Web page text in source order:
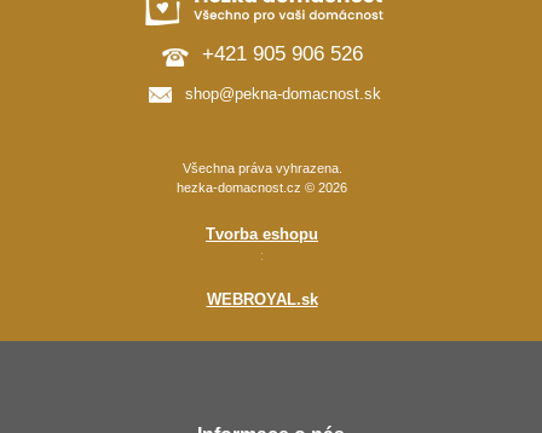
+421 905 906 526
shop@pekna-domacnost.sk
Všechna práva vyhrazena.
hezka-domacnost.cz © 2026
Tvorba eshopu
:
WEBROYAL.sk